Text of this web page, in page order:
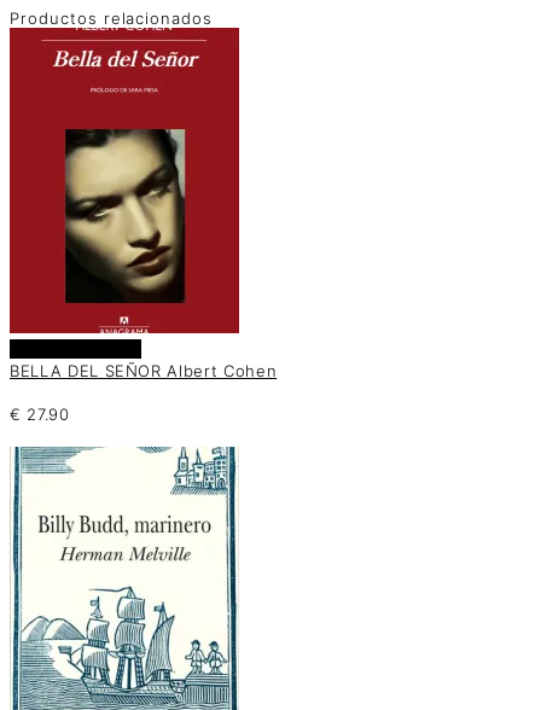
Productos relacionados
BELLA DEL SEÑOR Albert Cohen
€ 27.90